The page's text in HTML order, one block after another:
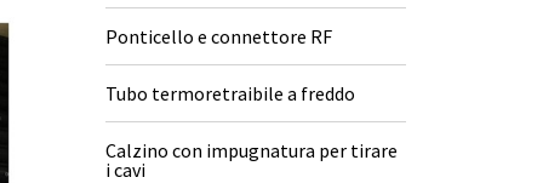
Ponticello e connettore RF
Tubo termoretraibile a freddo
Calzino con impugnatura per tirare
i cavi